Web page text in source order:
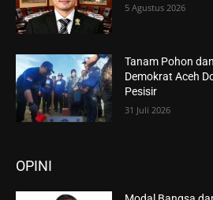
5 Agustus 2026
Tanam Pohon
Demokrat Aceh
Pesisir
31 Juli 2026
OPINI